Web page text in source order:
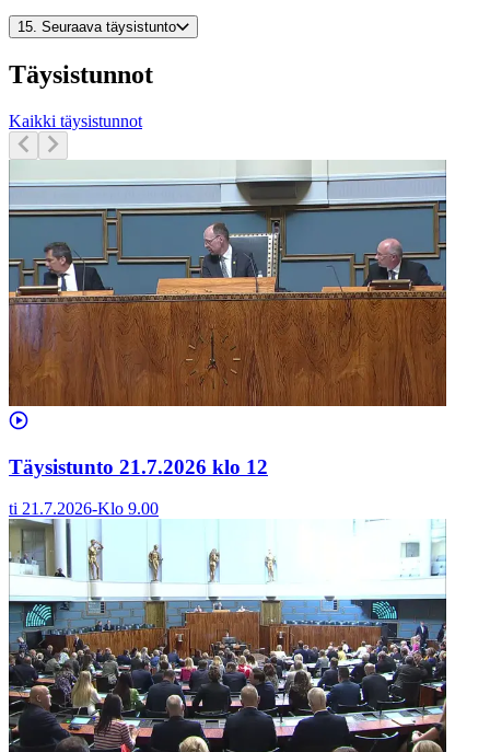
15. Seuraava täysistunto
Täysistunnot
Kaikki täysistunnot
Täysistunto 21.7.2026 klo 12
ti 21.7.2026-Klo 9.00